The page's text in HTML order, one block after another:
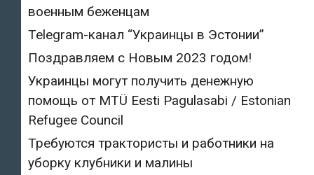
военным беженцам
Telegram-канал “Украинцы в Эстонии”
Поздравляем с Новым 2023 годом!
Украинцы могут получить денежную
помощь от MTÜ Eesti Pagulasabi / Estonian
Refugee Council
Требуются трактористы и работники на
уборку клубники и малины